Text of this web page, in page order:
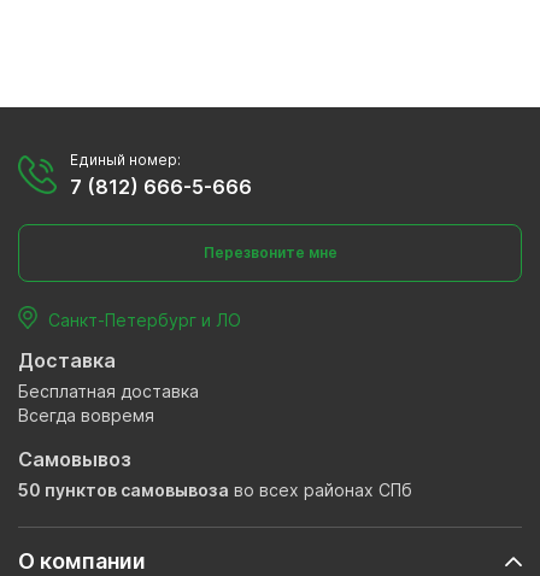
О компании
Единый номер:
7 (812) 666-5-666
Перезвоните мне
Санкт-Петербург и ЛО
Доставка
Бесплатная доставка
Всегда вовремя
Самовывоз
50 пунктов самовывоза во всех районах СПб